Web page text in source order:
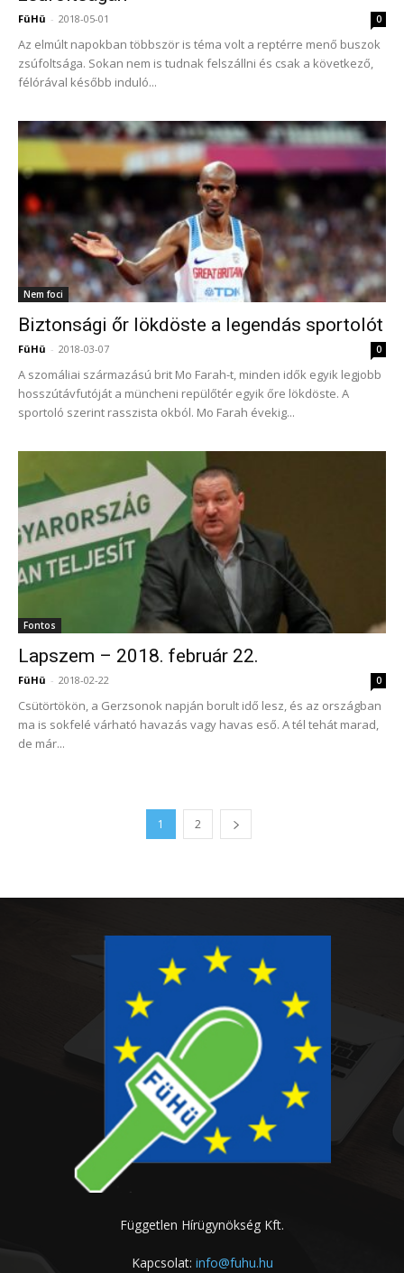
FüHü - 2018-05-01 0
Az elmúlt napokban többször is téma volt a reptérre menő buszok
zsúfoltsága. Sokan nem is tudnak felszállni és csak a következő,
félórával később induló...
Nem foci
Biztonsági őr lökdöste a legendás sportolót
FüHü - 2018-03-07 0
A szomáliai származású brit Mo Farah-t, minden idők egyik legjobb
hosszútávfutóját a müncheni repülőtér egyik őre lökdöste. A
sportoló szerint rasszista okból. Mo Farah évekig...
Fontos
Lapszem – 2018. február 22.
FüHü - 2018-02-22 0
Csütörtökön, a Gerzsonok napján borult idő lesz, és az országban
ma is sokfelé várható havazás vagy havas eső. A tél tehát marad,
de már...
1 2
Független Hírügynökség Kft.
Kapcsolat: info@fuhu.hu